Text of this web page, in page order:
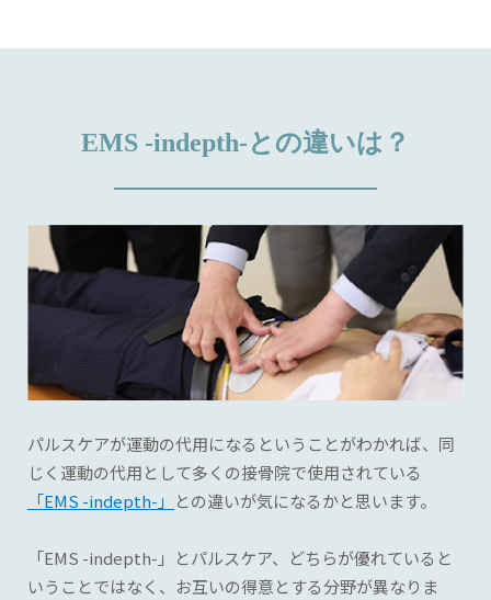
EMS -indepth-との違いは？
パルスケアが運動の代用になるということがわかれば、同
じく運動の代用として多くの接骨院で使用されている
「EMS -indepth-」 との違いが気になるかと思います。
「EMS -indepth-」とパルスケア、どちらが優れていると
いうことではなく、お互いの得意とする分野が異なりま